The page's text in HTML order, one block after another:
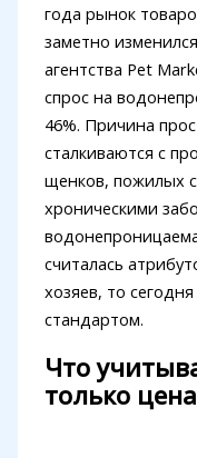
года рынок
заметно
агентства Pet
спрос на
46%. Причина
сталкиваются с
щенков, пожилых
хроническими
считалась
хозяев, то
стандартом.
Что
только